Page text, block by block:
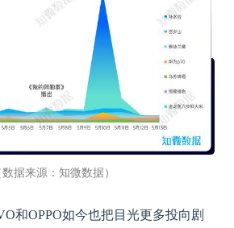
数据来源：知微数据）
和OPPO如今也把目光更多投向剧